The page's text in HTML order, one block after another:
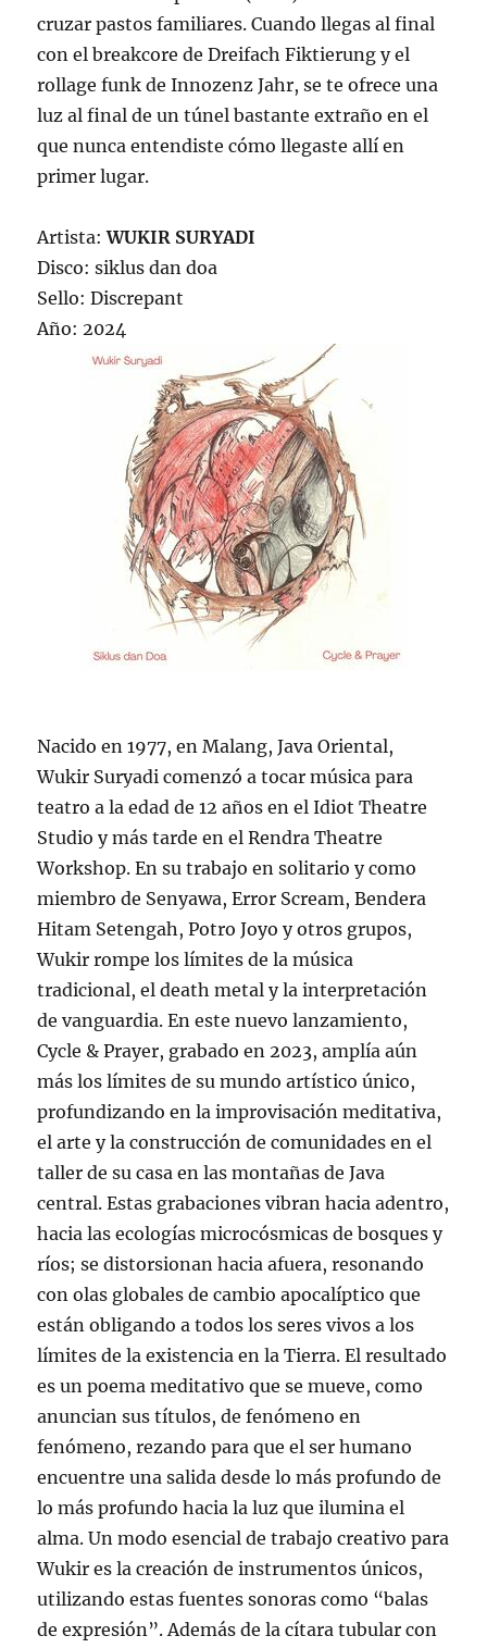
cruzar pastos familiares. Cuando llegas al final
con el breakcore de Dreifach Fiktierung y el
rollage funk de Innozenz Jahr, se te ofrece una
luz al final de un túnel bastante extraño en el
que nunca entendiste cómo llegaste allí en
primer lugar.
Artista:WUKIR SURYADI
Disco: siklus dan doa
Sello: Discrepant
Año: 2024
Nacido en 1977, en Malang, Java Oriental,
Wukir Suryadi comenzó a tocar música para
teatro a la edad de 12 años en el Idiot Theatre
Studio y más tarde en el Rendra Theatre
Workshop. En su trabajo en solitario y como
miembro de Senyawa, Error Scream, Bendera
Hitam Setengah, Potro Joyo y otros grupos,
Wukir rompe los límites de la música
tradicional, el death metal y la interpretación
de vanguardia. En este nuevo lanzamiento,
Cycle & Prayer, grabado en 2023, amplía aún
más los límites de su mundo artístico único,
profundizando en la improvisación meditativa,
el arte y la construcción de comunidades en el
taller de su casa en las montañas de Java
central. Estas grabaciones vibran hacia adentro,
hacia las ecologías microcósmicas de bosques y
ríos; se distorsionan hacia afuera, resonando
con olas globales de cambio apocalíptico que
están obligando a todos los seres vivos a los
límites de la existencia en la Tierra. El resultado
es un poema meditativo que se mueve, como
anuncian sus títulos, de fenómeno en
fenómeno, rezando para que el ser humano
encuentre una salida desde lo más profundo de
lo más profundo hacia la luz que ilumina el
alma. Un modo esencial de trabajo creativo para
Wukir es la creación de instrumentos únicos,
utilizando estas fuentes sonoras como “balas
de expresión”. Además de la cítara tubular con